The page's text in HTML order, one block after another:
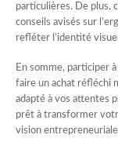
particulières. De plus,
conseils avisés sur
refléter l’identité
En somme, participer
faire un achat réfléchi
adapté à vos attentes
prêt à transformer
vision